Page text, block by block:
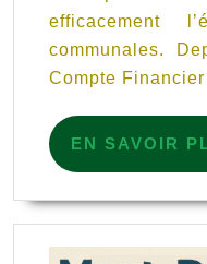
sa
grâce
au
efficacement
communales.
Compte Financier
EN SAVOIR